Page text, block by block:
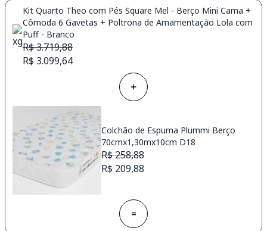
Kit Quarto Theo com Pés Square Mel - Berço Mini Cama +
Cômoda 6 Gavetas + Poltrona de Amamentação Lola com
Puff - Branco
R$ 3.719,88
R$ 3.099,64
Colchão de Espuma Plummi Berço
70cmx1,30mx10cm D18
R$ 258,88
R$ 209,88
=